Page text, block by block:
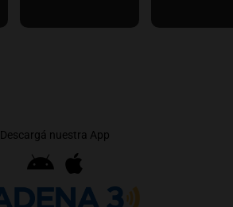
Descargá nuestra App